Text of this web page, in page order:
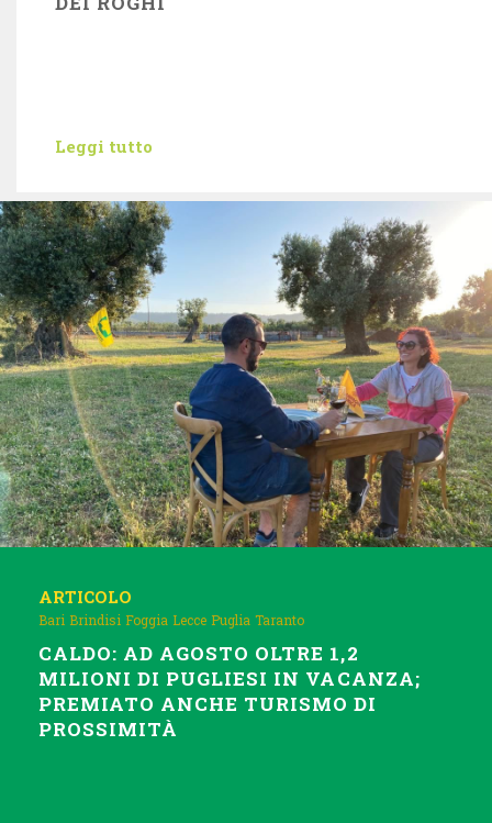
Leggi tutto
ARTICOLO
Bari Brindisi Foggia Lecce Puglia Taranto
CALDO: AD AGOSTO OLTRE 1,2
MILIONI DI PUGLIESI IN VACANZA;
PREMIATO ANCHE TURISMO DI
PROSSIMITÀ